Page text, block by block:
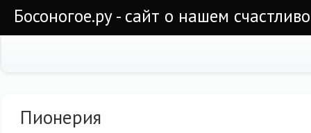
Босоногое.ру - сайт о нашем
Пионерия